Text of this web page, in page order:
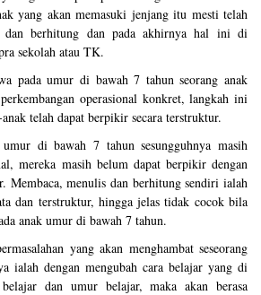
yang akan memasuki jenjang itu mesti telah
dan berhitung dan pada akhirnya hal ini di
sekolah atau TK.
pada umur di bawah 7 tahun seorang anak
operasional konkret, langkah ini
telah dapat berpikir secara terstruktur.
umur di bawah 7 tahun sesungguhnya masih
mereka masih belum dapat berpikir dengan
Membaca, menulis dan berhitung sendiri ialah
dan terstruktur, hingga jelas tidak cocok bila
anak umur di bawah 7 tahun.
yang akan menghambat seseorang
ialah dengan mengubah cara belajar yang di
belajar dan umur belajar, maka akan berasa